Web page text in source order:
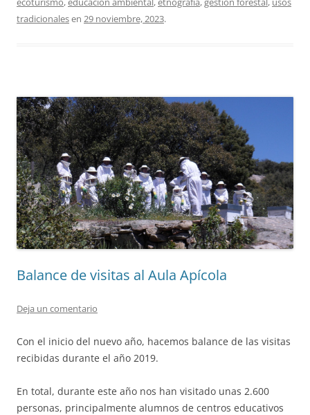
tradicionalesen 29 noviembre, 2023.
Balance de visitas al Aula Apícola
Deja un comentario
Con el inicio del nuevo año, hacemos balance de las visitas
recibidas durante el año 2019.
En total, durante este año nos han visitado unas 2.600
personas, principalmente alumnos de centros educativos